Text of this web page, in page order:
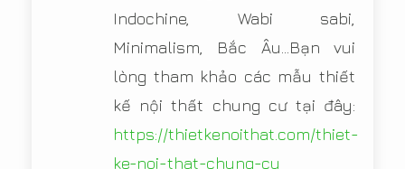
Indochine, Wabi sabi,
Minimalism, Bắc Âu...Bạn vui
lòng tham khảo các mẫu thiết
kế nội thất chung cư tại đây:
https://thietkenoithat.com/thiet-
ke-noi-that-chung-cu